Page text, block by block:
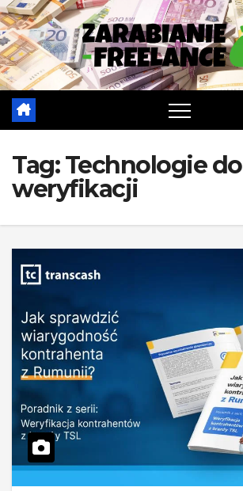
Skip
to
content
Tag:Technologie do
weryfikacji